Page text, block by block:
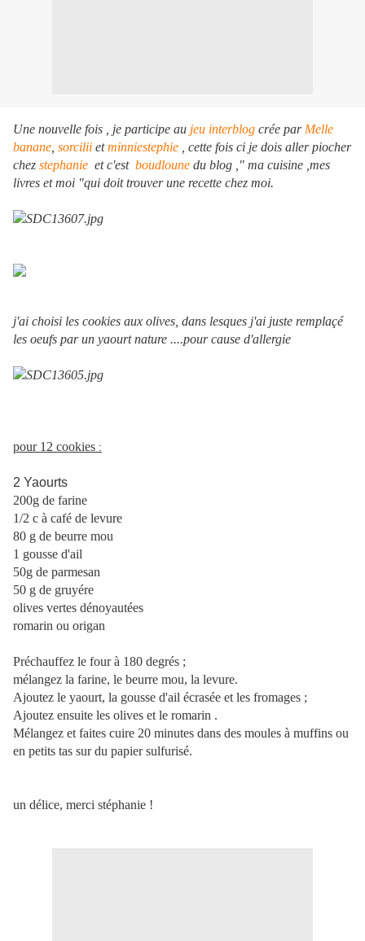
Une nouvelle fois , je participe au jeu interblog crée par Melle
banane sorcilii etminniestephie
, cette fois ci je dois aller piocher
chez stephanie et c'est boudloune du blog ," ma cuisine ,mes
livres et moi "qui doit trouver une recette chez moi.
j'ai choisi les cookies aux olives, dans lesques j'ai juste remplaçé
les oeufs par un yaourt nature ....pour cause d'allergie
pour 12 cookies :
2 Yaourts
200g de farine
1/2 c à café de levure
80 g de beurre mou
1 gousse d'ail
50g de parmesan
50 g de gruyére
olives vertes dénoyautées
romarin ou origan
Préchauffez le four à 180 degrés ;
mélangez la farine, le beurre mou, la levure.
Ajoutez le yaourt, la gousse d'ail écrasée et les fromages ;
Ajoutez ensuite les olives et le romarin .
Mélangez et faites cuire 20 minutes dans des moules à muffins ou
en petits tas sur du papier sulfurisé.
un délice, merci stéphanie !